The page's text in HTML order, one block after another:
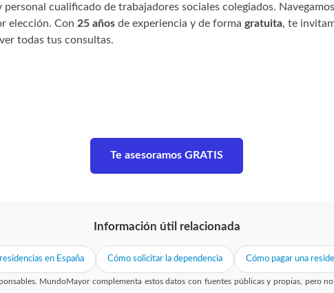
cualificado de trabajadores sociales colegiados.
elección. Con 25 años de experiencia y de forma gratuita, te
todas tus consultas.
Te asesoramos GRATIS
Información útil relacionada
en España Cómo solicitar la dependencia Cómo pagar una
MundoMayor complementa estos datos con fuentes públicas y propias, pero